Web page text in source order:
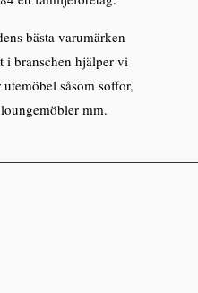
bästa varumärken
i branschen hjälper vi
såsom soffor,
mm.